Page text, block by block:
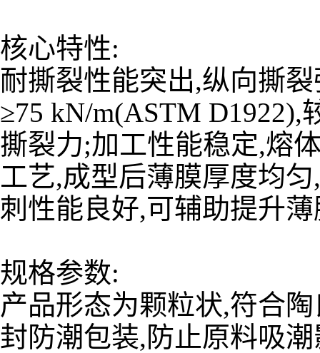
核心特性:
耐撕裂性能突出,纵向撕
≥75 kN/m(ASTM
撕裂力;加工性能稳定,熔
工艺,成型后薄膜厚度均
刺性能良好,可辅助提升
规格参数:
产品形态为颗粒状,符合
封防潮包装,防止原料吸